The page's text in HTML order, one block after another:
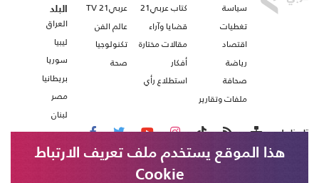
سياسة
تغطيات
اقتصاد
رياضة
صحافة
ملفات وتقارير
كتاب عربي21
قضايا وآراء
مقالات مختارة
أفكار
استطلاع رأي
عربي21 TV
عالم الفن
تكنولوجيا
صحة
البلد
العراق
ليبيا
سوريا
بريطانيا
مصر
لبنان
تابعنا على
هذا الموقع يستخدم ملف تعريف الارتباط
Cookie